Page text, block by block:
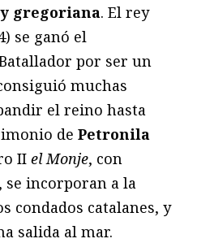
gregoriana. El rey
se ganó el
por ser un
muchas
el reino hasta
de Petronila
II el Monje, con
, se incorporan a la
condados catalanes, y
salida al mar.